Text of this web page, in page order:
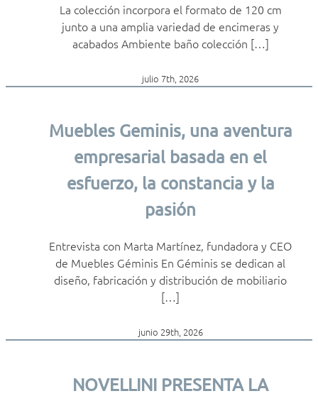
La colección incorpora el formato de 120 cm
junto a una amplia variedad de encimeras y
acabados Ambiente baño colección […]
julio 7th, 2026
Muebles Geminis, una aventura
empresarial basada en el
esfuerzo, la constancia y la
pasión
Entrevista con Marta Martínez, fundadora y CEO
de Muebles Géminis En Géminis se dedican al
diseño, fabricación y distribución de mobiliario
[…]
junio 29th, 2026
NOVELLINI PRESENTA LA